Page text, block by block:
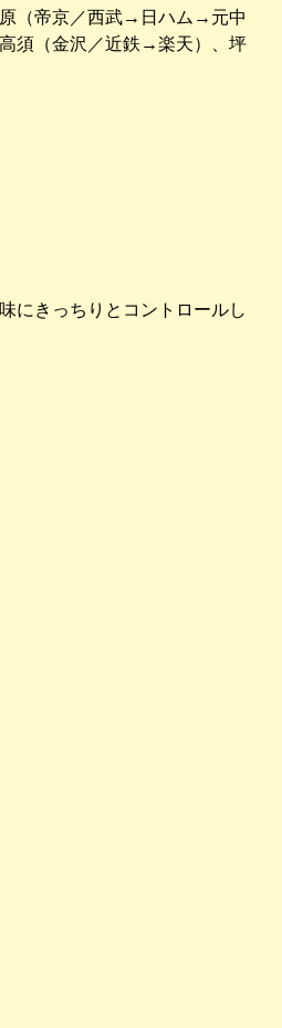
（帝京／西武→日ハム→元中
須（金沢／近鉄→楽天）、坪
にきっちりとコントロールし